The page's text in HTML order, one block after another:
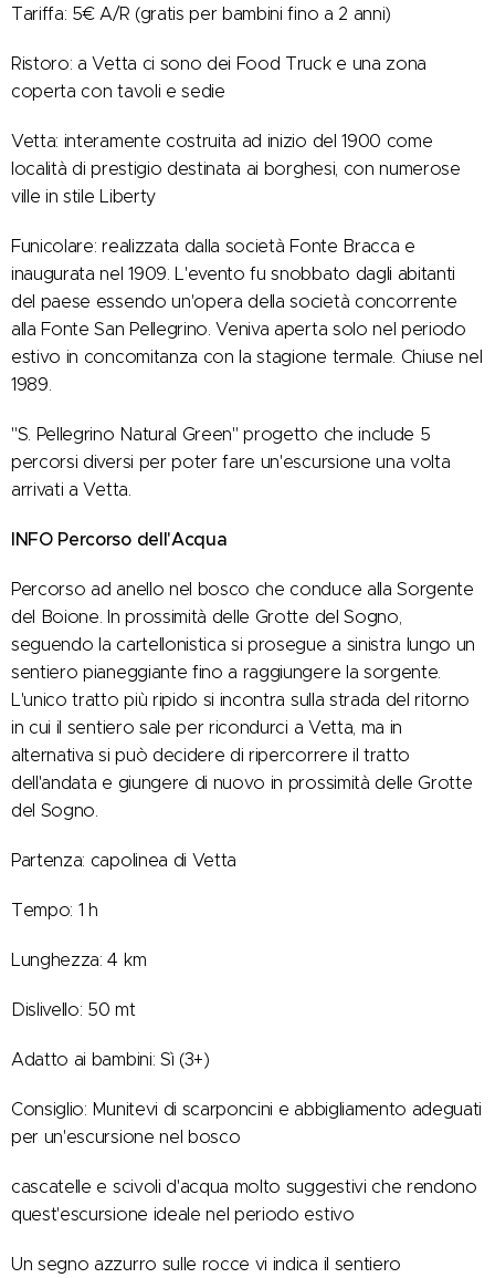
Tariffa: 5€ A/R (gratis per bambini fino a 2 anni)
Ristoro: a Vetta ci sono dei Food Truck e una zona
coperta con tavoli e sedie
Vetta: interamente costruita ad inizio del 1900 come
località di prestigio destinata ai borghesi, con numerose
ville in stile Liberty
Funicolare: realizzata dalla società Fonte Bracca e
inaugurata nel 1909. L'evento fu snobbato dagli abitanti
del paese essendo un'opera della società concorrente
alla Fonte San Pellegrino. Veniva aperta solo nel periodo
estivo in concomitanza con la stagione termale. Chiuse nel
1989.
"S. Pellegrino Natural Green" progetto che include 5
percorsi diversi per poter fare un'escursione una volta
arrivati a Vetta.
INFO Percorso dell'Acqua
Percorso ad anello nel bosco che conduce alla Sorgente
del Boione. In prossimità delle Grotte del Sogno,
seguendo la cartellonistica si prosegue a sinistra lungo un
sentiero pianeggiante fino a raggiungere la sorgente.
L'unico tratto più ripido si incontra sulla strada del ritorno
in cui il sentiero sale per ricondurci a Vetta, ma in
alternativa si può decidere di ripercorrere il tratto
dell'andata e giungere di nuovo in prossimità delle Grotte
del Sogno.
Partenza: capolinea di Vetta
Tempo: 1 h
Lunghezza: 4 km
Dislivello: 50 mt
Adatto ai bambini: Sì (3+)
Consiglio: Munitevi di scarponcini e abbigliamento adeguati
per un'escursione nel bosco
cascatelle e scivoli d'acqua molto suggestivi che rendono
quest'escursione ideale nel periodo estivo
Un segno azzurro sulle rocce vi indica il sentiero